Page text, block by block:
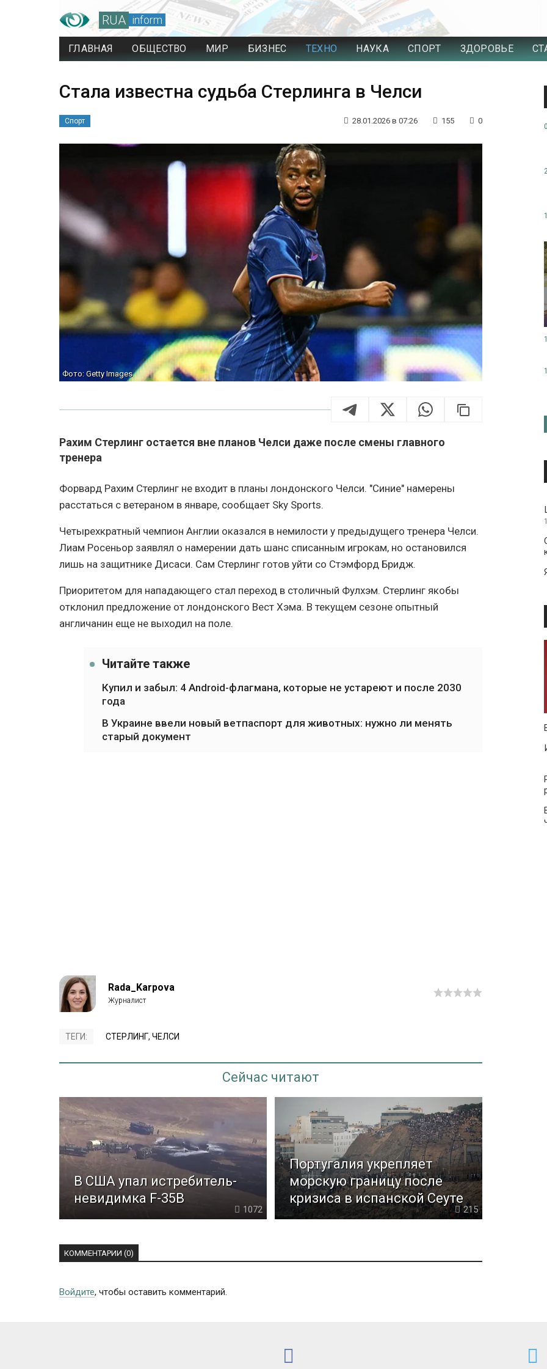
RUA inform
ГЛАВНАЯ ОБЩЕСТВО МИР БИЗНЕС ТЕХНО НАУКА СПОРТ ЗДОРОВЬЕ
Стала известна судьба Стерлинга в Челси
Спорт 28.01.2026 в 07:26 155 0
Фото: Getty Images
Рахим Стерлинг остается вне планов Челси даже после смены главного
тренера
Форвард Рахим Стерлинг не входит в планы лондонского Челси. "Синие" намерены
расстаться с ветераном в январе, сообщает Sky Sports.
Четырехкратный чемпион Англии оказался в немилости у предыдущего тренера Челси.
Лиам Росеньор заявлял о намерении дать шанс списанным игрокам, но остановился
лишь на защитнике Дисаси. Сам Стерлинг готов уйти со Стэмфорд Бридж.
Приоритетом для нападающего стал переход в столичный Фулхэм. Стерлинг якобы
отклонил предложение от лондонского Вест Хэма. В текущем сезоне опытный
англичанин еще не выходил на поле.
Читайте также
Купил и забыл: 4 Android-флагмана, которые не устареют и после 2030
года
В Украине ввели новый ветпаспорт для животных: нужно ли менять
старый документ
Rada_Karpova
ТЕГИ: СТЕРЛИНГ, ЧЕЛСИ
Сейчас читают
В США упал истребитель-
невидимка F-35B
1072
Португалия укрепляет
морскую границу после
кризиса в испанской Сеуте
215
КОММЕНТАРИИ (0)
Войдите, чтобы оставить комментарий.